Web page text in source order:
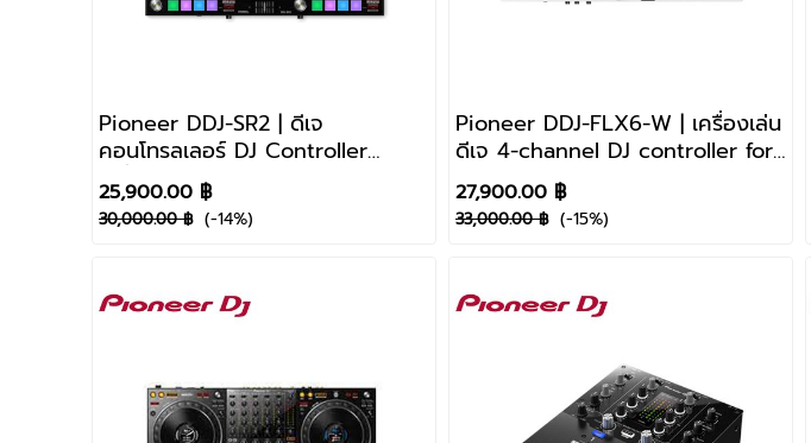
Pioneer DDJ-SR2 | ดีเจ
คอนโทรลเลอร์ DJ Controller
เครื่องเล่นควมคุม ไพโอเนีย
25,900.00 ฿
30,000.00 ฿ (-14%)
Pioneer DDJ-FLX6-W | เครื่องเล่น
ดีเจ 4-channel DJ controller for
rekordbox and Serato DJ Pro
27,900.00 ฿
33,000.00 ฿ (-15%)